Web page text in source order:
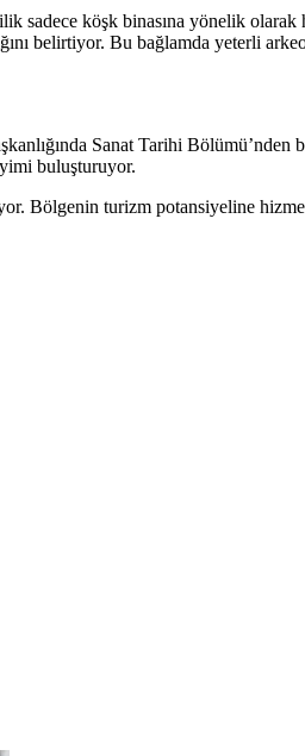
sadece köşk binasına yönelik
belirtiyor. Bu bağlamda yeterli
Sanat Tarihi Bölümü’nden
buluşturuyor.
Bölgenin turizm potansiyeline